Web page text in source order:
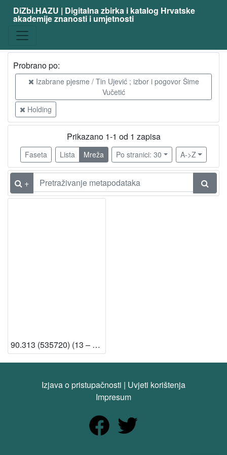
DiZbi.HAZU | Digitalna zbirka i katalog Hrvatske
akademije znanosti i umjetnosti
Probrano po:
Izabrane pjesme / Tin Ujević ; izbor i pogovor Šime
Vučetić
Holding
Prikazano 1-1 od 1 zapisa
Faseta Lista Mreža Po stranici: 30 A->Z
+
90.313 (535720) (13 – Knjižnica HAZU) [Dostupno]
Izjava o pristupačnosti | Uvjeti korištenja
Impresum